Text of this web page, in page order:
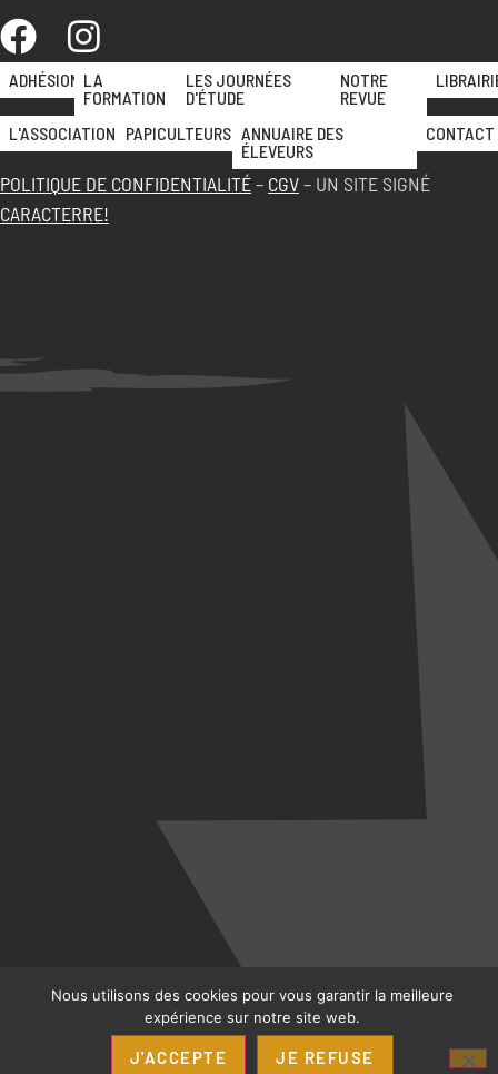
ADHÉSION LA
FORMATION
LES JOURNÉES
D'ÉTUDE
NOTRE
REVUE
L'ASSOCIATION PAPICULTEURS ANNUAIRE DES
ÉLEVEURS
CONTACT
POLITIQUE DE CONFIDENTIALITÉ– CGV– UN SITE SIGNÉ
CARACTERRE!
Nous utilisons des cookies pour vous garantir la meilleure
expérience sur notre site web.
J'ACCEPTE JE REFUSE